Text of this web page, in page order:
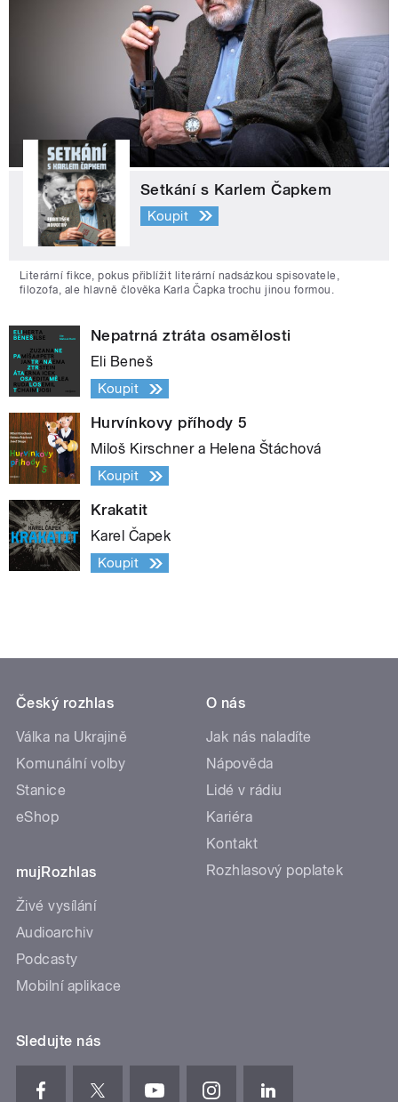
Setkání s Karlem Čapkem
Koupit
Literární fikce, pokus přiblížit literární nadsázkou spisovatele,
filozofa, ale hlavně člověka Karla Čapka trochu jinou formou.
Nepatrná ztráta osamělosti
Eli Beneš
Koupit
Hurvínkovy příhody 5
Miloš Kirschner a Helena Štáchová
Koupit
Krakatit
Karel Čapek
Koupit
Český rozhlas
Válka na Ukrajině
Komunální volby
Stanice
eShop
mujRozhlas
Živé vysílání
Audioarchiv
Podcasty
Mobilní aplikace
O nás
Jak nás naladíte
Nápověda
Lidé v rádiu
Kariéra
Kontakt
Rozhlasový poplatek
Sledujte nás